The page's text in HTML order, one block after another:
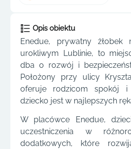
Opis obiektu
Enedue, prywatny żłobek
urokliwym Lublinie, to
dba o rozwój i
Położony przy ulicy
oferuje rodzicom spokój
dziecko jest w najlepszych
W placówce Enedue,
uczestniczenia w
dodatkowych, które